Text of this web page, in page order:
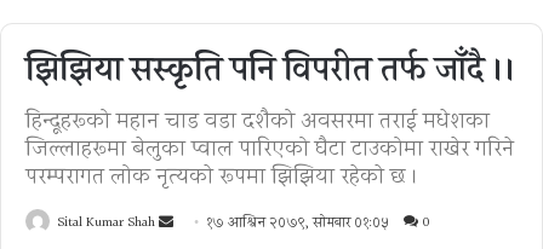
झिझिया सस्कृति पनि विपरीत तर्फ जाँदै ।।
हिन्दूहरूको महान चाड वडा दशैको अवसरमा तराई मधेशका
जिल्लाहरूमा बेलुका प्वाल पारिएको घैटा टाउकोमा राखेर गरिने
परम्परागत लोक नृत्यकाे रूपमा झिझिया रहेकाे छ ।
Sital Kumar Shah
Send १७ आश्विन २०७९, सोमबार ०१:०५
0